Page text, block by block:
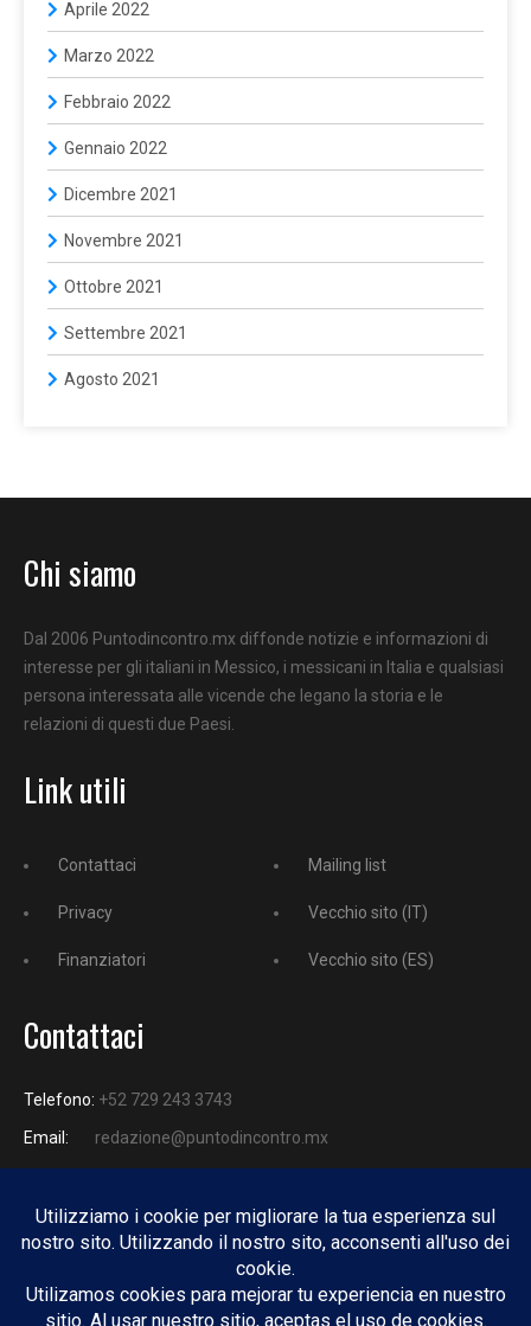
Aprile 2022
Marzo 2022
Febbraio 2022
Gennaio 2022
Dicembre 2021
Novembre 2021
Ottobre 2021
Settembre 2021
Agosto 2021
Chi siamo
Dal 2006 Puntodincontro.mx diffonde notizie e informazioni di
interesse per gli italiani in Messico, i messicani in Italia e qualsiasi
persona interessata alle vicende che legano la storia e le
relazioni di questi due Paesi.
Link utili
Contattaci
Privacy
Finanziatori
Mailing list
Vecchio sito (IT)
Vecchio sito (ES)
Contattaci
Telefono: +52 729 243 3743
Email:
redazione@puntodincontro.mx
PUNTODINCONTRO